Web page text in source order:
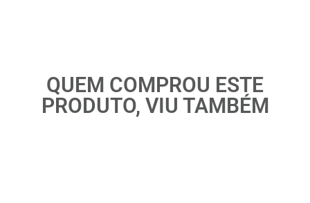
QUEM COMPROU ESTE
PRODUTO, VIU TAMBÉM